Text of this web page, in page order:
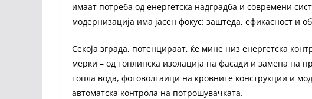
имаат потреба од енергетска надградба и современи
модернизација има јасен фокус: заштеда, ефикасност и
Секоја зграда, потенцираат, ќе мине низ енергетска
мерки – од топлинска изолација на фасади и замена на
топла вода, фотоволтаици на кровните конструкции и
автоматска контрола на потрошувачката.